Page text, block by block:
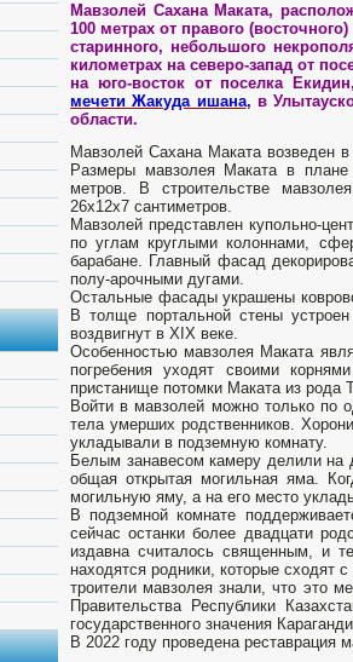
Мавзолей Сахана Маката,
100 метрах от правого
старинного, небольшого
километрах на северо-запад от
на юго-восток от поселка
мечети Жакуда ишана, в
области.
Мавзолей Сахана Маката возведен
Размеры мавзолея Маката в
метров. В строительстве
26х12х7 сантиметров.
Мавзолей представлен купольно-
по углам круглыми колоннами,
барабане. Главный фасад
полу-арочными дугами.
Остальные фасады украшены
В толще портальной стены
воздвигнут в ХIX веке.
Особенностью мавзолея Маката
погребения уходят своими
пристанище потомки Маката из рода
Войти в мавзолей можно только по
тела умерших родственников.
укладывали в подземную комнату.
Белым занавесом камеру делили
общая открытая могильная яма.
могильную яму, а на его место
В подземной комнате
сейчас останки более двадцати
издавна считалось священным, и
находятся родники, которые сходят
троители мавзолея знали, что это
Правительства Республики
государственного значения
В 2022 году проведена